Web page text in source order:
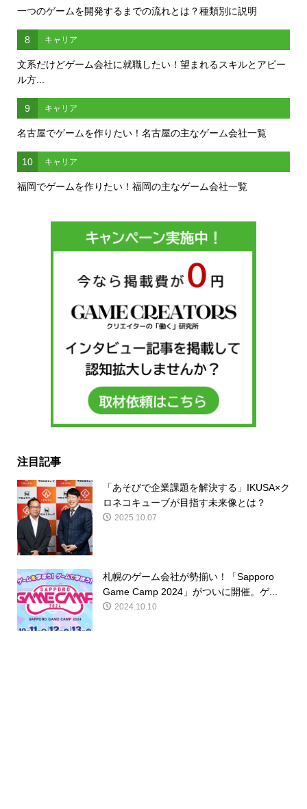
一つのゲームを開発するまでの流れとは？種類別に説明
8 キャリア
文系だけどゲーム会社に就職したい！望まれるスキルとアピー
ル方...
9 キャリア
名古屋でゲームを作りたい！名古屋の主なゲーム会社一覧
10 キャリア
福岡でゲームを作りたい！福岡の主なゲーム会社一覧
注目記事
「あそびで企業課題を解決する」IKUSA×ク
ロネコキューブが目指す未来像とは？
2025.10.07
札幌のゲーム会社が勢揃い！「Sapporo
Game Camp 2024」がついに開催。ゲ...
2024.10.10